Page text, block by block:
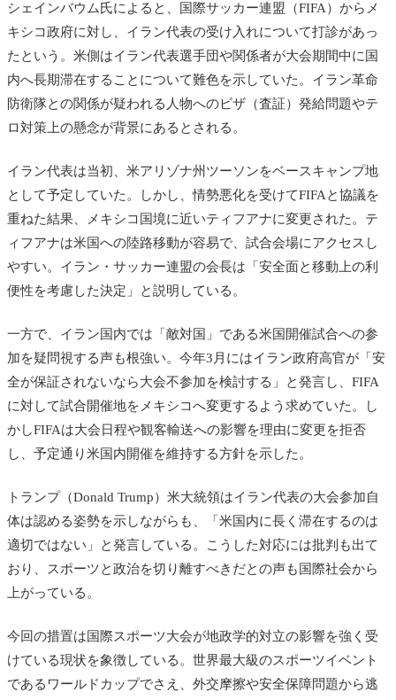
シェインバウム氏によると、国際サッカー連盟（FIFA）からメ
キシコ政府に対し、イラン代表の受け入れについて打診があっ
たという。米側はイラン代表選手団や関係者が大会期間中に国
内へ長期滞在することについて難色を示していた。イラン革命
防衛隊との関係が疑われる人物へのビザ（査証）発給問題やテ
ロ対策上の懸念が背景にあるとされる。
イラン代表は当初、米アリゾナ州ツーソンをベースキャンプ地
として予定していた。しかし、情勢悪化を受けてFIFAと協議を
重ねた結果、メキシコ国境に近いティフアナに変更された。テ
ィフアナは米国への陸路移動が容易で、試合会場にアクセスし
やすい。イラン・サッカー連盟の会長は「安全面と移動上の利
便性を考慮した決定」と説明している。
一方で、イラン国内では「敵対国」である米国開催試合への参
加を疑問視する声も根強い。今年3月にはイラン政府高官が「安
全が保証されないなら大会不参加を検討する」と発言し、FIFA
に対して試合開催地をメキシコへ変更するよう求めていた。し
かしFIFAは大会日程や観客輸送への影響を理由に変更を拒否
し、予定通り米国内開催を維持する方針を示した。
トランプ（Donald Trump）米大統領はイラン代表の大会参加自
体は認める姿勢を示しながらも、「米国内に長く滞在するのは
適切ではない」と発言している。こうした対応には批判も出て
おり、スポーツと政治を切り離すべきだとの声も国際社会から
上がっている。
今回の措置は国際スポーツ大会が地政学的対立の影響を強く受
けている現状を象徴している。世界最大級のスポーツイベント
であるワールドカップでさえ、外交摩擦や安全保障問題から逃